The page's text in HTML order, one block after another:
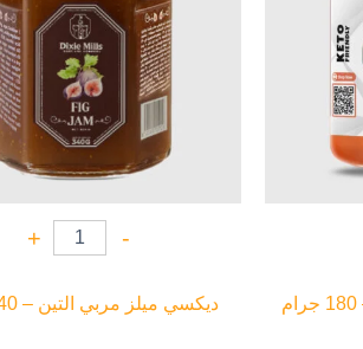
-
+
ديكسي ميلز مربي التين – 340 جرام